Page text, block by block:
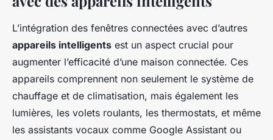
L’intégration des fenêtres connectées avec d’autres
appareils intelligents est un aspect crucial pour
augmenter l’efficacité d’une maison connectée. Ces
appareils comprennent non seulement le système de
chauffage et de climatisation, mais également les
lumières, les volets roulants, les thermostats, et même
les assistants vocaux comme Google Assistant ou